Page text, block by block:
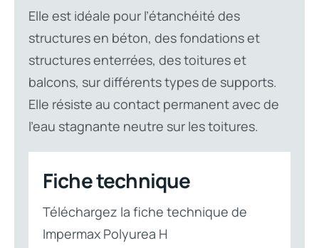
Elle est idéale pour l’étanchéité des
structures en béton, des fondations et
structures enterrées, des toitures et
balcons, sur différents types de supports.
Elle résiste au contact permanent avec de
l’eau stagnante neutre sur les toitures.
Fiche technique
Téléchargez la fiche technique de
Impermax Polyurea H